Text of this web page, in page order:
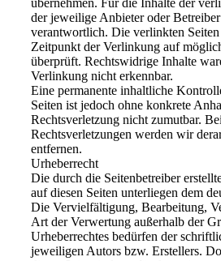
der jeweilige Anbieter oder
verantwortlich. Die verlinkten
Zeitpunkt der Verlinkung auf
überprüft. Rechtswidrige Inhalte
Verlinkung nicht erkennbar.
Eine permanente inhaltliche
Seiten ist jedoch ohne konkrete
Rechtsverletzung nicht zumutbar.
Rechtsverletzungen werden wir
entfernen.
Urheberrecht
Die durch die Seitenbetreiber
auf diesen Seiten unterliegen dem
Die Vervielfältigung, Bearbeitung,
Art der Verwertung außerhalb der
Urheberrechtes bedürfen der
jeweiligen Autors bzw. Erstellers.